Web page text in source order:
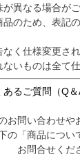
異なる場合が
品のため、表記
なく仕様変更さ
いものは全て仕
あるご質問（Q
お問い合わせや
の「商品につい
お問合せくだ